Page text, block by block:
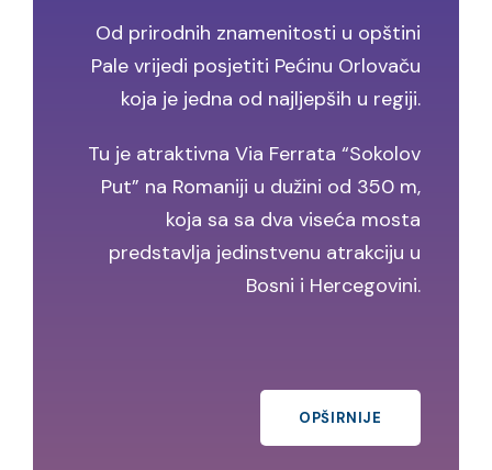
Od prirodnih znamenitosti u opštini
Pale vrijedi posjetiti Pećinu Orlovaču
koja je jedna od najljepših u regiji.
Tu je atraktivna Via Ferrata “Sokolov
Put” na Romaniji u dužini od 350 m,
koja sa sa dva viseća mosta
predstavlja jedinstvenu atrakciju u
Bosni i Hercegovini.
OPŠIRNIJE